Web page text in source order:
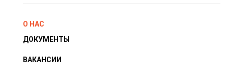
О НАС
ДОКУМЕНТЫ
ВАКАНСИИ